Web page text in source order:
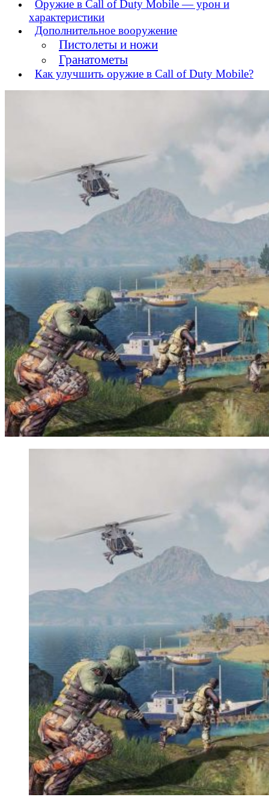
Оружие в Call of Duty Mobile — урон и
характеристики
Дополнительное вооружение
Пистолеты и ножи
Гранатометы
Как улучшить оружие в Call of Duty Mobile?